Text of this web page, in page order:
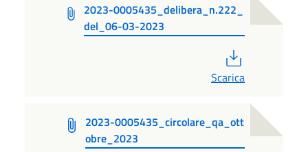
2023-0005435_delibera_n.222_
del_06-03-2023
Scarica
2023-0005435_circolare_qa_ott
obre_2023